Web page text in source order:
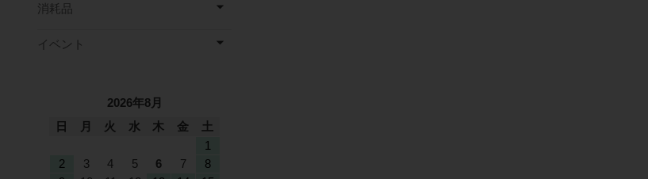
消耗品
イベント
2026年8月
日
月 火 水 木 金
土
1
2
3 4 5 6 7
8